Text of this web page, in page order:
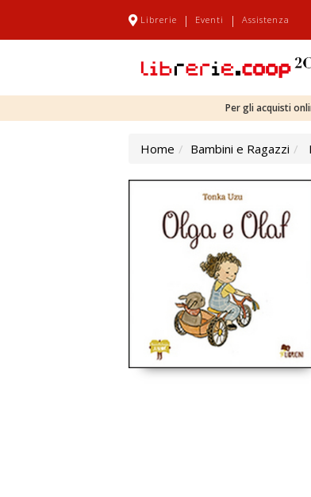
Librerie | Eventi | Assistenza
Per gli acquisti
Home Bambini e Ragazzi